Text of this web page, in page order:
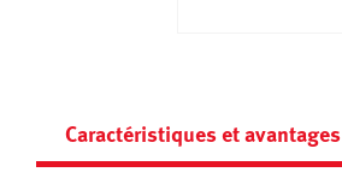
Caractéristiques et avantages